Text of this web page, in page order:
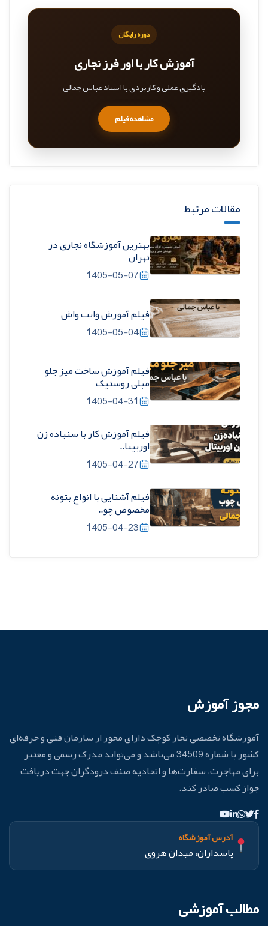
دوره رایگان
آموزش کار با اور فرز نجاری
یادگیری عملی و کاربردی با استاد عباس جمالی
مشاهده فیلم
مقالات مرتبط
بهترین آموزشگاه نجاری در
تهران
1405-05-07
فیلم آموزش وایت واش
1405-05-04
فیلم آموزش ساخت میز جلو
مبلی روستیک
1405-04-31
فیلم آموزش کار با سنباده زن
اوربیتا..
1405-04-27
فیلم آشنایی با انواع بتونه
مخصوص چو..
1405-04-23
مجوز آموزش
آموزشگاه تخصصی نجار کوچک دارای مجوز از سازمان فنی و حرفه‌ای
کشور با شماره 34509 می‌باشد و می‌تواند مدرک رسمی و معتبر
برای مهاجرت، سفارت‌ها و اتحادیه صنف درودگران جهت دریافت
جواز کسب صادر کند.
آدرس آموزشگاه
پاسداران، میدان هروی
مطالب آموزشی